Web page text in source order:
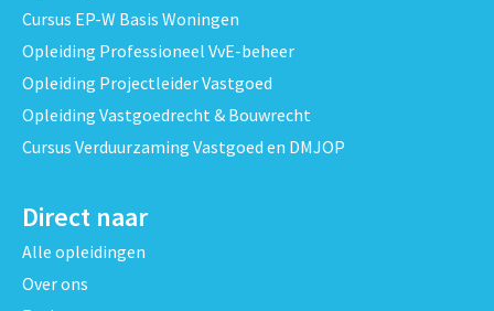
Cursus EP-W Basis Woningen
Opleiding Professioneel VvE-beheer
Opleiding Projectleider Vastgoed
Opleiding Vastgoedrecht & Bouwrecht
Cursus Verduurzaming Vastgoed en DMJOP
Direct naar
Alle opleidingen
Over ons